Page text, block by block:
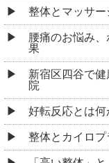
好転反応とは何
整体とカイロ
「高い整体」
整体が痛いって
「整体が不安・
鍼灸（はりきゅ
あるBLBはり灸